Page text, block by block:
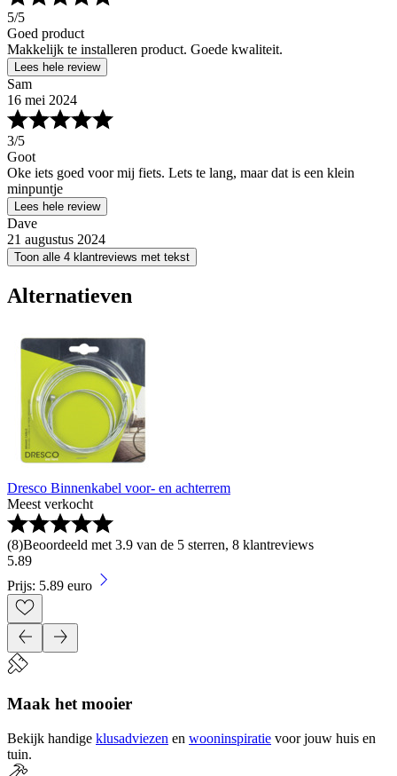
5/5
Goed product
Makkelijk te installeren product. Goede kwaliteit.
Lees hele review
Sam
16 mei 2024
3/5
Goot
Oke iets goed voor mij fiets. Lets te lang, maar dat is een klein
minpuntje
Lees hele review
Dave
21 augustus 2024
Toon alle 4 klantreviews met tekst
Alternatieven
Dresco Binnenkabel voor- en achterrem
Meest verkocht
(8)Beoordeeld met 3.9 van de 5 sterren, 8 klantreviews
5.89
Prijs: 5.89 euro
Maak het mooier
Bekijk handige klusadviezen en wooninspiratie voor jouw huis en
tuin.